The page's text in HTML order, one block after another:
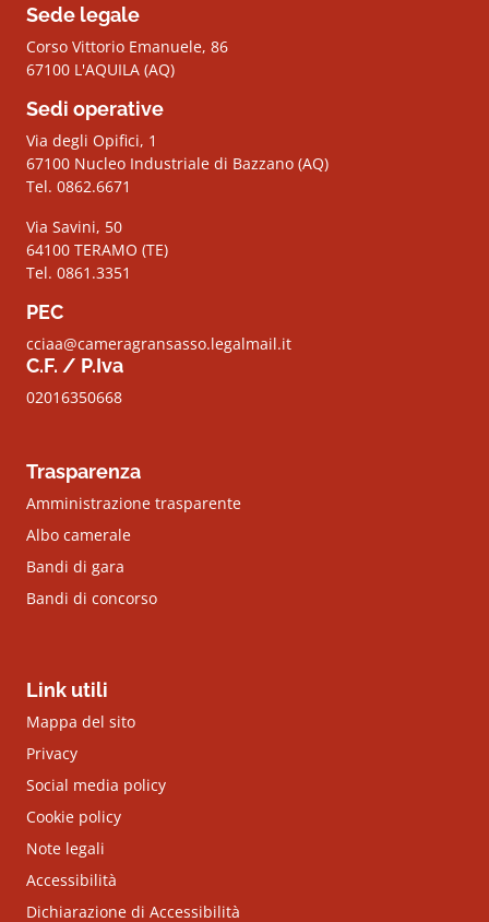
Sede legale
Corso Vittorio Emanuele, 86
67100 L'AQUILA (AQ)
Sedi operative
Via degli Opifici, 1
67100 Nucleo Industriale di Bazzano (AQ)
Tel. 0862.6671
Via Savini, 50
64100 TERAMO (TE)
Tel. 0861.3351
PEC
cciaa@cameragransasso.legalmail.it
C.F. / P.Iva
02016350668
Trasparenza
Amministrazione trasparente
Albo camerale
Bandi di gara
Bandi di concorso
Link utili
Mappa del sito
Privacy
Social media policy
Cookie policy
Note legali
Accessibilità
Dichiarazione di Accessibilità